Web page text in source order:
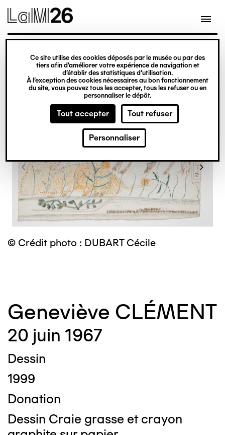
Gestion des cookies
Ce site utilise des cookies déposés par le musée ou par des
tiers afin d’améliorer votre expérience de navigation et
d’établir des statistiques d’utilisation.
À l’exception des cookies nécessaires au bon fonctionnement
du site, vous pouvez tous les accepter, tous les refuser ou en
personnaliser le dépôt.
Tout accepter Tout refuser
Personnaliser
contenu
© Crédit photo : DUBART Cécile
Geneviève CLÉMENT
20 juin 1967
Dessin
1999
Donation
Dessin Craie grasse et crayon